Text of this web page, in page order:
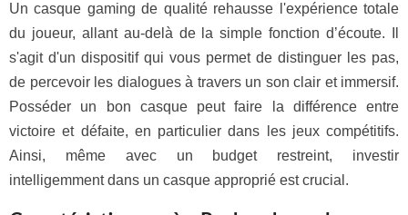
Un casque gaming de qualité rehausse l'expérience totale
du joueur, allant au-delà de la simple fonction d’écoute. Il
s'agit d'un dispositif qui vous permet de distinguer les pas,
de percevoir les dialogues à travers un son clair et immersif.
Posséder un bon casque peut faire la différence entre
victoire et défaite, en particulier dans les jeux compétitifs.
Ainsi, même avec un budget restreint, investir
intelligemment dans un casque approprié est crucial.